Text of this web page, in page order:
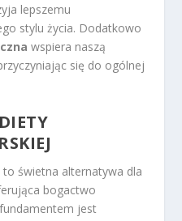
lepszemu
stylu życia. Dodatkowo
wspiera naszą
się do ogólnej
to świetna alternatywa dla
bogactwo
jest